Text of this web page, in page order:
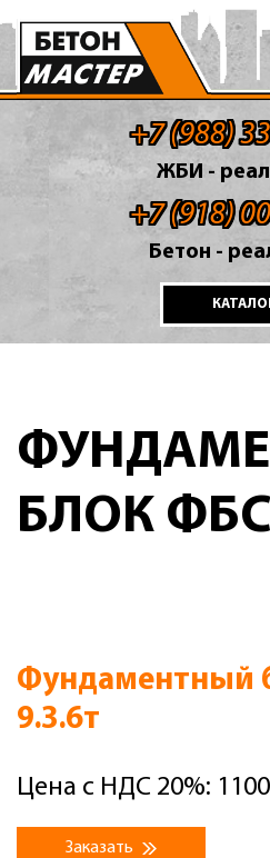
+7 (988)
ЖБИ -
+7 (918)
Бетон -
БЛОК
Фундаментный
9.3.6т
Цена с НДС 20%:
Заказать